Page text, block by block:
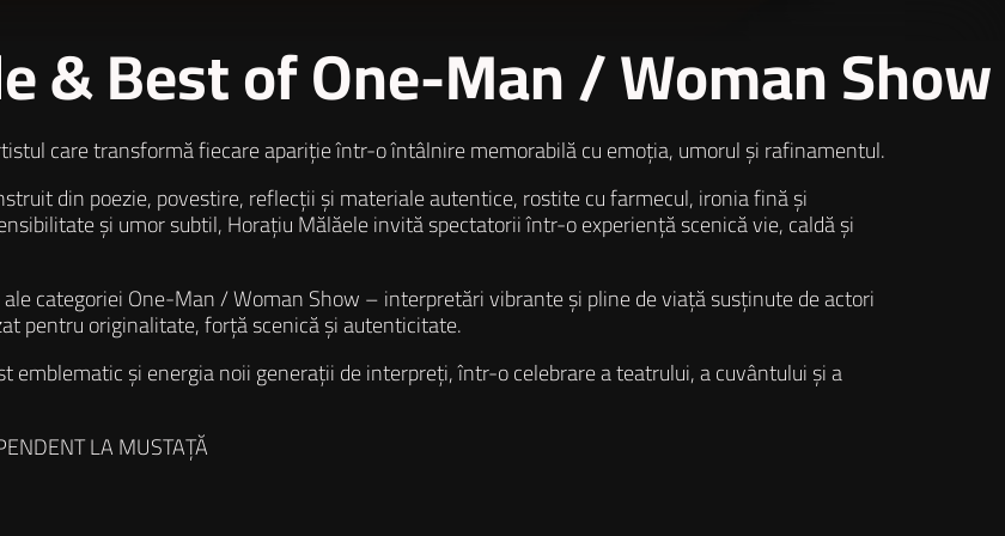
& Best of One-Man / Woman Show
care transformă fiecare apariție într-o întâlnire memorabilă cu emoția, umorul și rafinamentul.
din poezie, povestire, reflecții și materiale autentice, rostite cu farmecul, ironia fină și
și umor subtil, Horațiu Mălăele invită spectatorii într-o experiență scenică vie, caldă și
categoriei One-Man / Woman Show – interpretări vibrante și pline de viață susținute de actori
pentru originalitate, forță scenică și autenticitate.
și energia noii generații de interpreți, într-o celebrare a teatrului, a cuvântului și a
LA MUSTAȚĂ